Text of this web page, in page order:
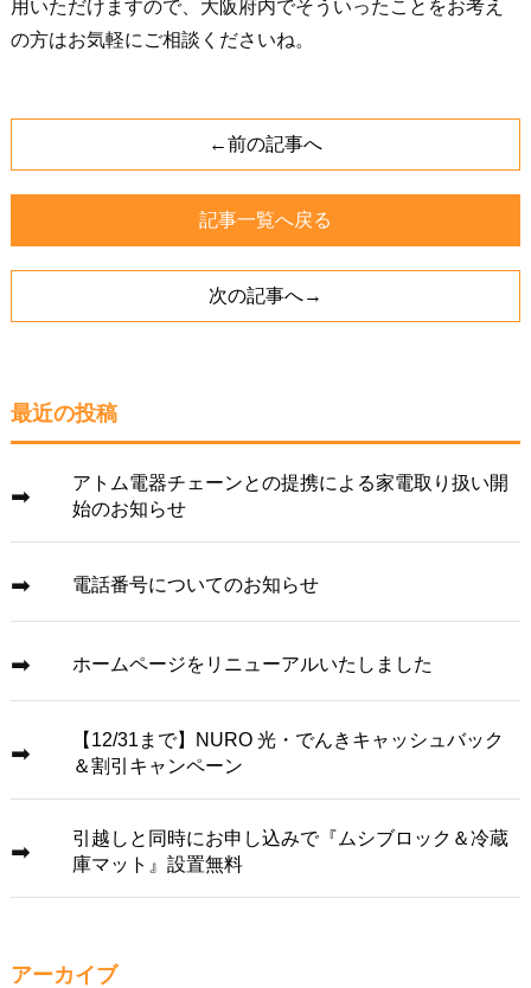
用いただけますので、大阪府内でそういったことをお考え
の方はお気軽にご相談くださいね。
←前の記事へ
記事一覧へ戻る
次の記事へ→
最近の投稿
アトム電器チェーンとの提携による家電取り扱い開
始のお知らせ
電話番号についてのお知らせ
ホームページをリニューアルいたしました
【12/31まで】NURO 光・でんきキャッシュバック
＆割引キャンペーン
引越しと同時にお申し込みで『ムシブロック＆冷蔵
庫マット』設置無料
アーカイブ